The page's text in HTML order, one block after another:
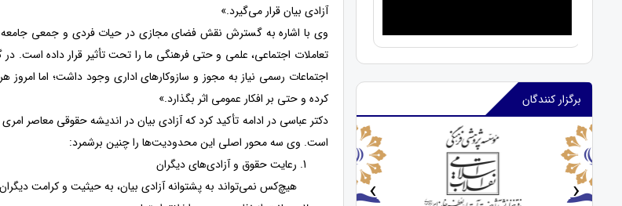
برگزار کنندگان
‹ ›
آزادی بیان قرار می‌گیرد.»
وی با اشاره به گسترش نقش فضای مجازی در حیات فردی و جمعی
تعاملات اجتماعی، علمی و حتی فرهنگی ما را تحت تأثیر قرار داده است.
اجتماعات رسمی نیاز به مجوز و سازوکارهای اداری وجود داشت؛ اما
کرده و حتی بر افکار عمومی اثر بگذارد.»
دکتر عباسی در ادامه تأکید کرد که آزادی بیان در اندیشه حقوقی معاصر
است. وی سه محور اصلی این محدودیت‌ها را چنین برشمرد:
رعایت حقوق و آزادی‌های دیگران
هیچ‌کس نمی‌تواند به پشتوانه آزادی بیان، به حیثیت و کرامت